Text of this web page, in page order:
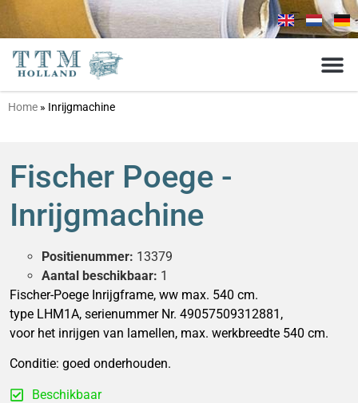
Home » Inrijgmachine
Fischer Poege -
Inrijgmachine
Positienummer: 13379
Aantal beschikbaar: 1
Fischer-Poege Inrijgframe, ww max. 540 cm.
type LHM1A, serienummer Nr. 49057509312881,
voor het inrijgen van lamellen, max. werkbreedte 540 cm.
Conditie: goed onderhouden.
Beschikbaar